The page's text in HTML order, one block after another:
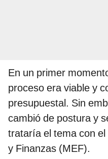
En un primer
proceso era viable y
presupuestal. Sin
cambió de postura y
trataría el tema con
y Finanzas (MEF).